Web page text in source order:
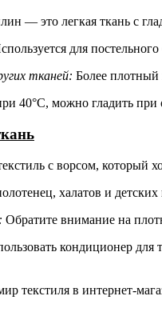
— это легкая ткань с
для
тканей: Более плотный
40°C, можно гладить при
с ворсом, который
халатов и
Обратите внимание на
кондиционер для
текстиля в интернет-